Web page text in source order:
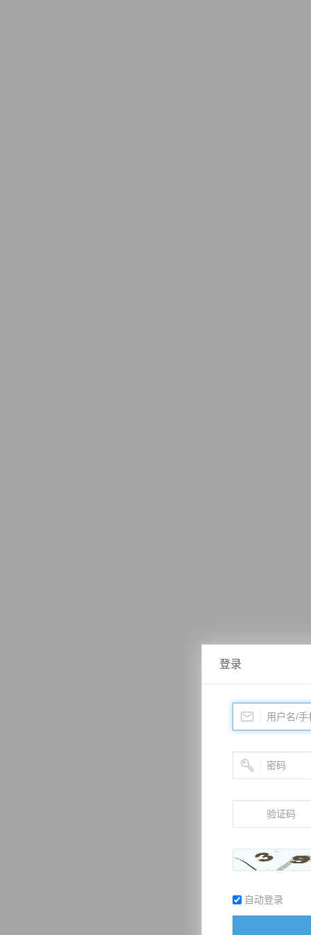
登录
自动登录